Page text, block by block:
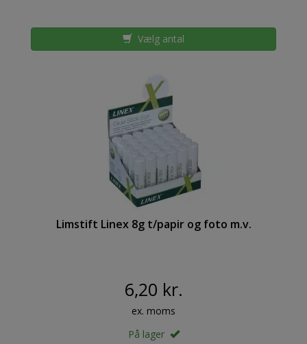
Vælg antal
Limstift Linex 8g t/papir og foto m.v.
6,20 kr.
ex. moms
På lager